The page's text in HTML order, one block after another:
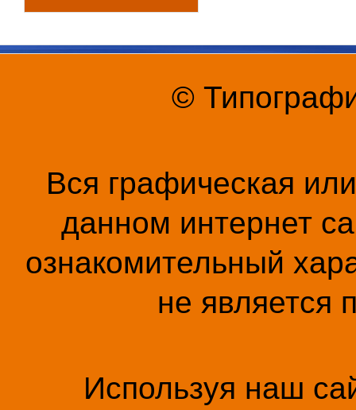
©
Вся графическая
данном интернет
ознакомительный
не является
Используя наш